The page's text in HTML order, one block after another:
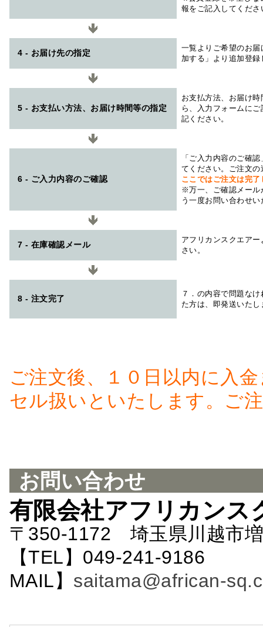
報をご記入してくださ
4 - お届け先の指定
一覧よりご希望のお
加する」より追加登
5 - お支払い方法、お届け時間等の指定
お支払方法、お届け
ら、入力フォームに
記ください。
6 - ご入力内容のご確認
「ご入力内容のご確
てください。ご注文
ここではご注文は完
※万一、ご確認メール
う一度お問い合わせ
7 - 在庫確認メール
アフリカンスクエアー
さい。
8 - 注文完了
７．の内容で問題な
た方は、即発送いたし
ご注文後、１０日以内に入
セル扱いといたします。ご
お問い合わせ
有限会社アフリカンス
〒350-1172 埼玉県川越市
【TEL】049-241-
MAIL】 saitama@african-